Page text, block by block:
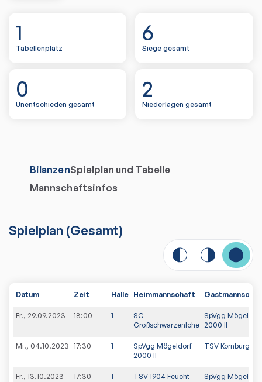
1
Tabellenplatz
6
Siege gesamt
0
Unentschieden gesamt
2
Niederlagen gesamt
BilanzenSpielplan und Tabelle
Mannschaftsinfos
Spielplan (Gesamt)
Datum Zeit Halle Heimmannschaft
Fr., 29.09.2023 18:00 1
SC
Großschwarzenlohe
SpVgg Mögeldorf
2000 II
Mi., 04.10.2023 17:30 1
SpVgg Mögeldorf
2000 II
TSV Kornburg III
Fr., 13.10.2023 17:30 1 TSV 1904 Feucht
SpVgg Mögeldorf